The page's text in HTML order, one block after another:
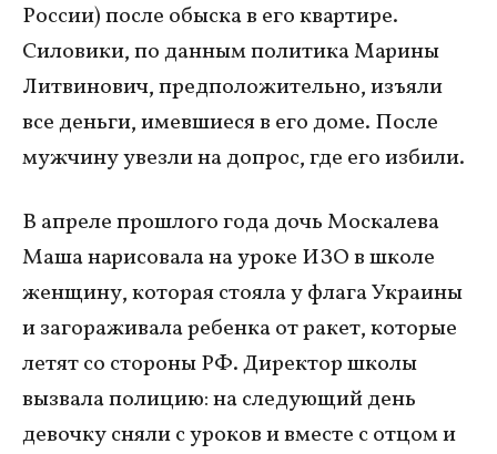
России) после обыска в его квартире.
Силовики, по данным политика Марины
Литвинович, предположительно, изъяли
все деньги, имевшиеся в его доме. После
мужчину увезли на допрос, где его избили.
В апреле прошлого года дочь Москалева
Маша нарисовала на уроке ИЗО в школе
женщину, которая стояла у флага Украины
и загораживала ребенка от ракет, которые
летят со стороны РФ. Директор школы
вызвала полицию: на следующий день
девочку сняли с уроков и вместе с отцом и